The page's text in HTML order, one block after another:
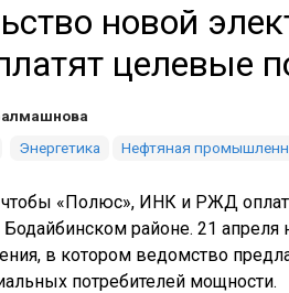
новой
целевые
Энергетика Нефтяная
чтобы «Полюс», ИНК и РЖД
Бодайбинском районе. 21
в котором ведомство
потребителей мощности.